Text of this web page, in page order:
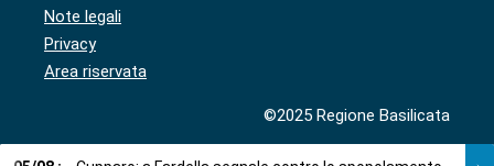
Note legali
Privacy
Area riservata
©2025 Regione Basilicata